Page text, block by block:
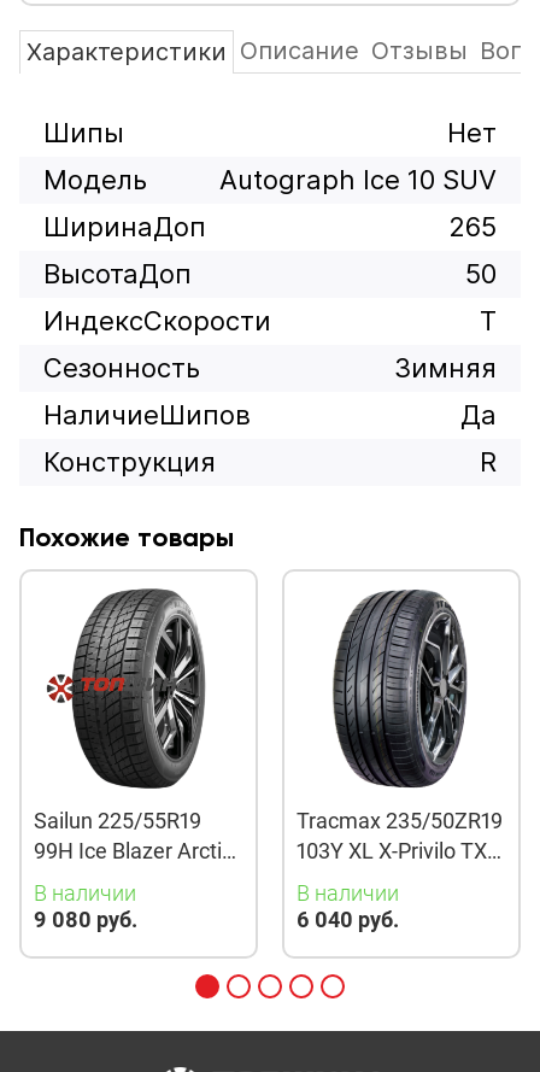
Характеристики Описание Отзывы
Шипы
Нет
Модель
Autograph Ice 10 SUV
ШиринаДоп
265
ВысотаДоп
50
ИндексСкорости
T
Сезонность
Зимняя
НаличиеШипов
Да
Конструкция
R
Похожие товары
Sailun 225/55R19
99H Ice Blazer Arctic
Evo TL
В наличии
9 080 руб.
Tracmax 235/50ZR19
103Y XL X-Privilo TX3
TL
В наличии
6 040 руб.